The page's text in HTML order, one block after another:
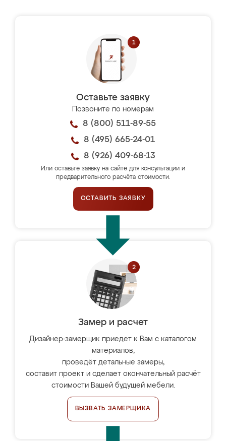
Оставьте заявку
Позвоните по номерам
8 (800) 511-89-55
8 (495) 665-24-01
8 (926) 409-68-13
Или оставьте заявку на сайте для консультации и
предварительного расчёта стоимости.
ОСТАВИТЬ ЗАЯВКУ
Замер и расчет
Дизайнер-замерщик приедет к Вам с каталогом
материалов,
проведёт детальные замеры,
составит проект и сделает окончательный расчёт
стоимости Вашей будущей мебели.
ВЫЗВАТЬ ЗАМЕРЩИКА